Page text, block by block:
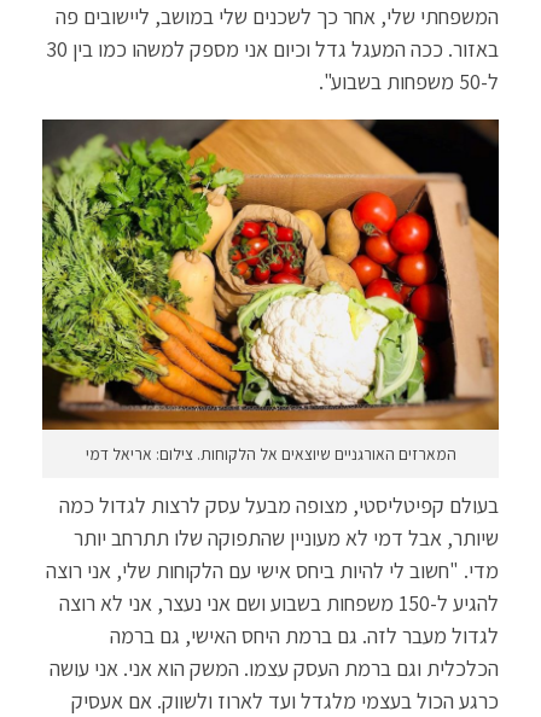
המשפחתי שלי, אחר כך לשכנים שלי במושב, ליישובים פה
באזור. ככה המעגל גדל וכיום אני מספק למשהו כמו בין 30
ל-50 משפחות בשבוע".
המארזים האורגניים שיוצאים אל הלקוחות. צילום: אריאל דמי
בעולם קפיטליסטי, מצופה מבעל עסק לרצות לגדול כמה
שיותר, אבל דמי לא מעוניין שהתפוקה שלו תתרחב יותר
מדי. "חשוב לי להיות ביחס אישי עם הלקוחות שלי, אני רוצה
להגיע ל-150 משפחות בשבוע ושם אני נעצר, אני לא רוצה
לגדול מעבר לזה. גם ברמת היחס האישי, גם ברמה
הכלכלית וגם ברמת העסק עצמו. המשק הוא אני. אני עושה
כרגע הכול בעצמי מלגדל ועד לארוז ולשווק. אם אעסיק